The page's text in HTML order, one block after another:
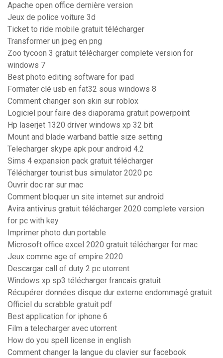
Apache open office dernière version
Jeux de police voiture 3d
Ticket to ride mobile gratuit télécharger
Transformer un jpeg en png
Zoo tycoon 3 gratuit télécharger complete version for
windows 7
Best photo editing software for ipad
Formater clé usb en fat32 sous windows 8
Comment changer son skin sur roblox
Logiciel pour faire des diaporama gratuit powerpoint
Hp laserjet 1320 driver windows xp 32 bit
Mount and blade warband battle size setting
Telecharger skype apk pour android 4.2
Sims 4 expansion pack gratuit télécharger
Télécharger tourist bus simulator 2020 pc
Ouvrir doc rar sur mac
Comment bloquer un site internet sur android
Avira antivirus gratuit télécharger 2020 complete version
for pc with key
Imprimer photo dun portable
Microsoft office excel 2020 gratuit télécharger for mac
Jeux comme age of empire 2020
Descargar call of duty 2 pc utorrent
Windows xp sp3 télécharger francais gratuit
Récupérer données disque dur externe endommagé gratuit
Officiel du scrabble gratuit pdf
Best application for iphone 6
Film a telecharger avec utorrent
How do you spell license in english
Comment changer la langue du clavier sur facebook